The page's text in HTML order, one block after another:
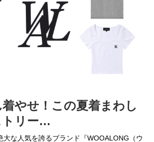
やせ！この夏着まわし
トリー…
大な人気を誇るブランド『WOOALONG（ウ